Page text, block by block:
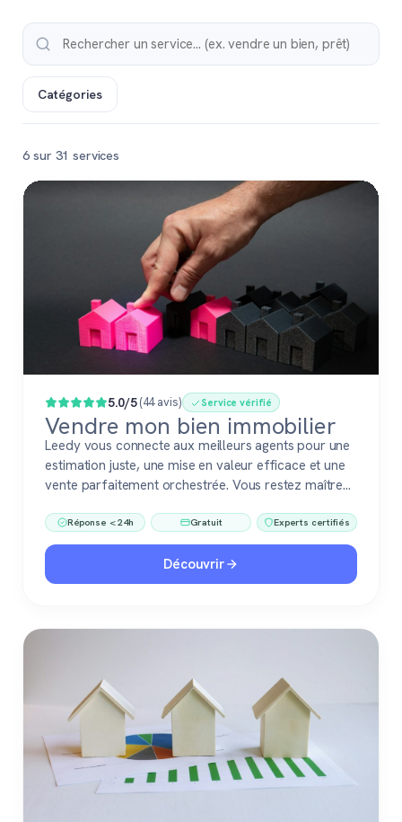
Catégories
6 sur 31 services
Populaire
5.0/5(44 avis) Service vérifié
Vendre mon bien immobilier
Leedy vous connecte aux meilleurs agents pour une
estimation juste, une mise en valeur efficace et une
vente parfaitement orchestrée. Vous restez maître
Réponse < 24h Gratuit Experts certifiés
Découvrir